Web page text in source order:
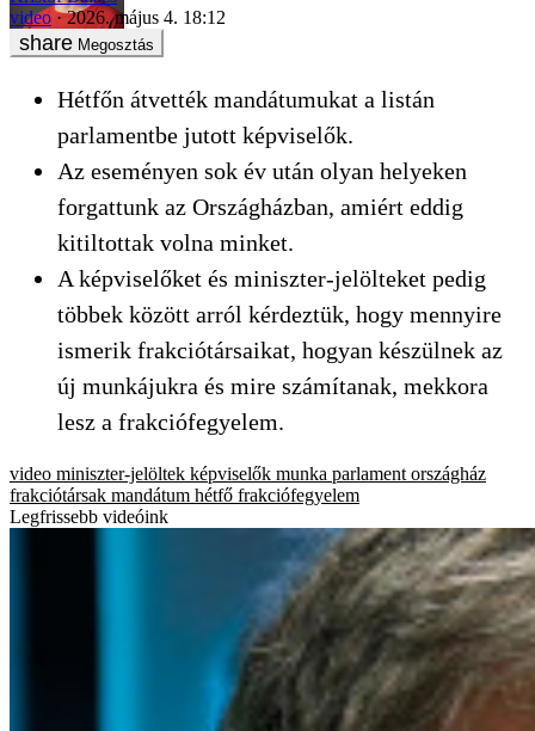
video
2026. május 4. 18:12
Megosztás
Hétfőn átvették mandátumukat a listán
parlamentbe jutott képviselők.
Az eseményen sok év után olyan helyeken
forgattunk az Országházban, amiért eddig
kitiltottak volna minket.
A képviselőket és miniszter-jelölteket pedig
többek között arról kérdeztük, hogy mennyire
ismerik frakciótársaikat, hogyan készülnek az
új munkájukra és mire számítanak, mekkora
lesz a frakciófegyelem.
video miniszter-jelöltek képviselők munka parlament országház
frakciótársak mandátum hétfő frakciófegyelem
Legfrissebb videóink